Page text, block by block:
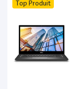
Top Produit